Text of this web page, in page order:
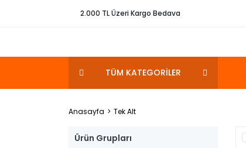
2.000 TL Üzeri Kargo Bedava
TÜM KATEGORİLER
Anasayfa Tek Alt
Ürün Grupları